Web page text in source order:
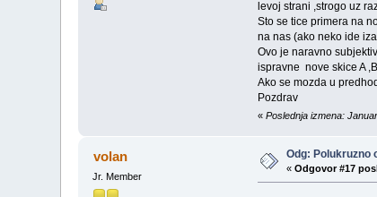
levoj strani ,strogo uz
Sto se tice primera na
na nas (ako neko ide
Ovo je naravno
ispravne nove skice A
Ako se mozda u
Pozdrav
« Poslednja izmena:
volan
Jr. Member
Odg: Polukruzno
«Odgovor #17